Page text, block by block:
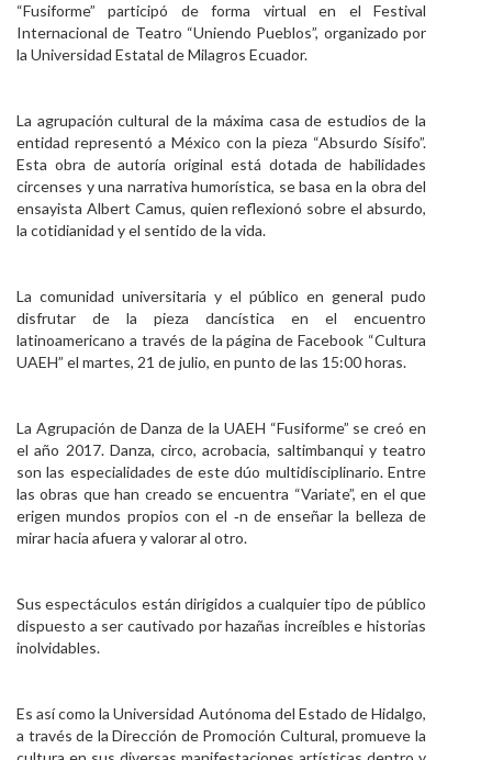
Visitantes
“Fusiforme” participó de forma virtual en el Festival
Internacional de Teatro “Uniendo Pueblos”, organizado por
la Universidad Estatal de Milagros Ecuador.
La agrupación cultural de la máxima casa de estudios de la
entidad representó a México con la pieza “Absurdo Sísifo”.
Esta obra de autoría original está dotada de habilidades
circenses y una narrativa humorística, se basa en la obra del
ensayista Albert Camus, quien refl­exionó sobre el absurdo,
la cotidianidad y el sentido de la vida.
La comunidad universitaria y el público en general pudo
disfrutar de la pieza dancística en el encuentro
latinoamericano a través de la página de Facebook “Cultura
UAEH” el martes, 21 de julio, en punto de las 15:00 horas.
La Agrupación de Danza de la UAEH “Fusiforme” se creó en
el año 2017. Danza, circo, acrobacia, saltimbanqui y teatro
son las especialidades de este dúo multidisciplinario. Entre
las obras que han creado se encuentra “Variate”, en el que
erigen mundos propios con el ‑n de enseñar la belleza de
mirar hacia afuera y valorar al otro.
Sus espectáculos están dirigidos a cualquier tipo de público
dispuesto a ser cautivado por hazañas increíbles e historias
inolvidables.
Es así como la Universidad Autónoma del Estado de Hidalgo,
a través de la Dirección de Promoción Cultural, promueve la